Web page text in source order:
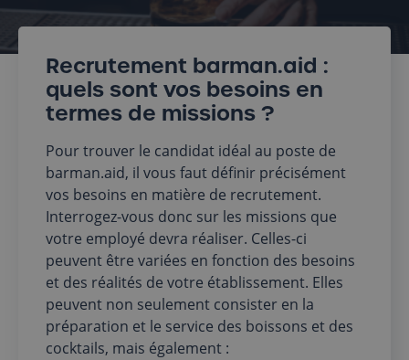
Recrutement barman.aid :
quels sont vos besoins en
termes de missions ?
Pour trouver le candidat idéal au poste de
barman.aid, il vous faut définir précisément
vos besoins en matière de recrutement.
Interrogez-vous donc sur les missions que
votre employé devra réaliser. Celles-ci
peuvent être variées en fonction des besoins
et des réalités de votre établissement. Elles
peuvent non seulement consister en la
préparation et le service des boissons et des
cocktails, mais également :